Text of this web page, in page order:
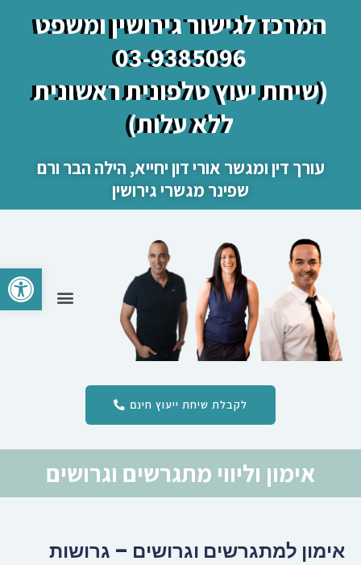
פתח
המרכז לגישור גירושין ומשפט
03-9385096
(שיחת יעוץ טלפונית ראשונית
ללא עלות)
עורך דין ומגשר אורי דון יחייא, הילה הבר ורם
שפינר מגשרי גירושין
לקבלת שיחת ייעוץ חינם
אימון וליווי מתגרשים וגרושים
אימון למתגרשים וגרושים – גרושות